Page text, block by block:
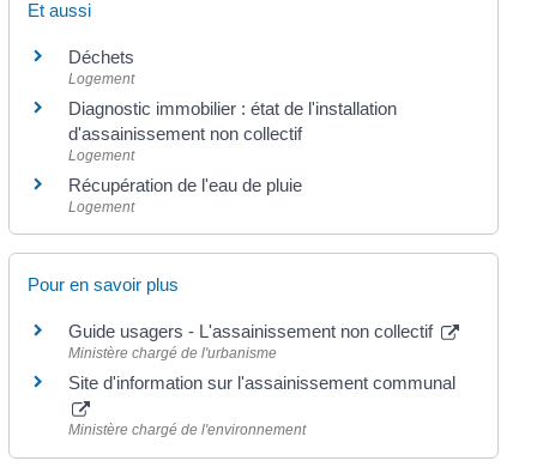
Et aussi
Déchets
Logement
Diagnostic immobilier : état de l'installation
d'assainissement non collectif
Logement
Récupération de l'eau de pluie
Logement
Pour en savoir plus
Guide usagers - L'assainissement non collectif
Ministère chargé de l'urbanisme
Site d'information sur l'assainissement communal
Ministère chargé de l'environnement